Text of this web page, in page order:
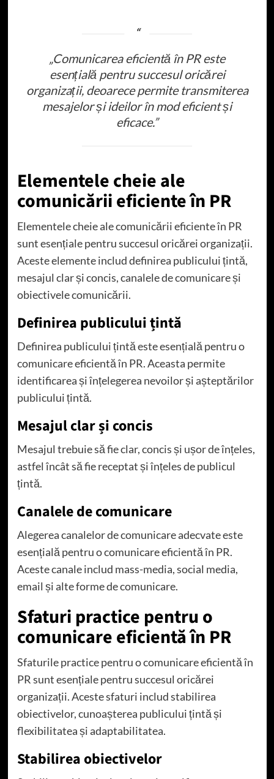
„Comunicarea eficientă în PR este
esențială pentru succesul oricărei
organizații, deoarece permite transmiterea
mesajelor și ideilor în mod eficient și
eficace.”
Elementele cheie ale
comunicării eficiente în PR
Elementele cheie ale comunicării eficiente în PR
sunt esențiale pentru succesul oricărei organizații.
Aceste elemente includ definirea publicului țintă,
mesajul clar și concis, canalele de comunicare și
obiectivele comunicării.
Definirea publicului țintă
Definirea publicului țintă este esențială pentru o
comunicare eficientă în PR. Aceasta permite
identificarea și înțelegerea nevoilor și așteptărilor
publicului țintă.
Mesajul clar și concis
Mesajul trebuie să fie clar, concis și ușor de înțeles,
astfel încât să fie receptat și înțeles de publicul
țintă.
Canalele de comunicare
Alegerea canalelor de comunicare adecvate este
esențială pentru o comunicare eficientă în PR.
Aceste canale includ mass-media, social media,
email și alte forme de comunicare.
Sfaturi practice pentru o
comunicare eficientă în PR
Sfaturile practice pentru o comunicare eficientă în
PR sunt esențiale pentru succesul oricărei
organizații. Aceste sfaturi includ stabilirea
obiectivelor, cunoașterea publicului țintă și
flexibilitatea și adaptabilitatea.
Stabilirea obiectivelor